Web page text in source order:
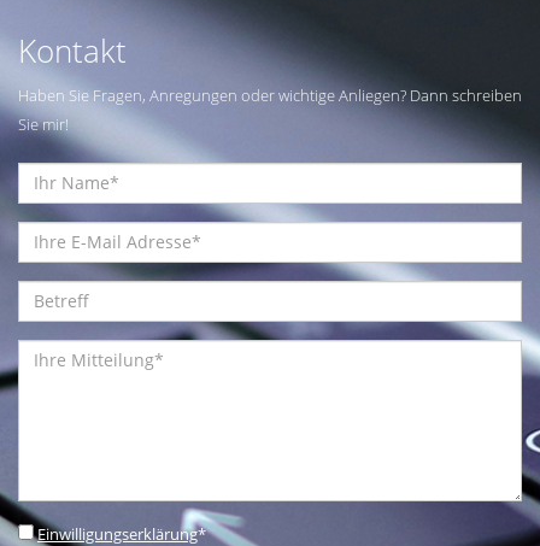
Kontakt
Haben Sie Fragen, Anregungen oder wichtige Anliegen? Dann schreiben
Sie mir!
Einwilligungserklärung*